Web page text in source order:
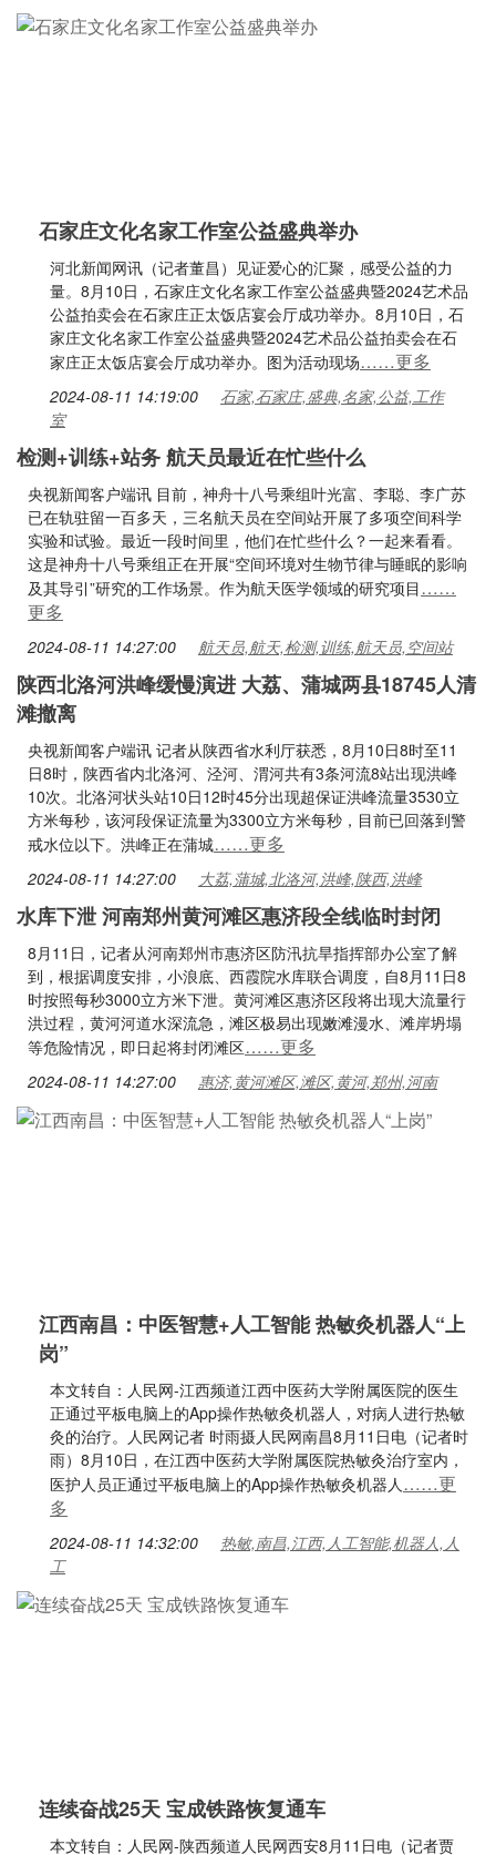
石家庄文化名家工作室公益盛典举办
河北新闻网讯（记者董昌）见证爱心的汇聚，感受公益的力
量。8月10日，石家庄文化名家工作室公益盛典暨2024艺术品
公益拍卖会在石家庄正太饭店宴会厅成功举办。8月10日，石
家庄文化名家工作室公益盛典暨2024艺术品公益拍卖会在石
家庄正太饭店宴会厅成功举办。图为活动现场……更多
2024-08-11 14:19:00
石家,石家庄,盛典,名家,公益,工作
室
检测+训练+站务 航天员最近在忙些什么
央视新闻客户端讯 目前，神舟十八号乘组叶光富、李聪、李广苏
已在轨驻留一百多天，三名航天员在空间站开展了多项空间科学
实验和试验。最近一段时间里，他们在忙些什么？一起来看看。
这是神舟十八号乘组正在开展“空间环境对生物节律与睡眠的影响
及其导引”研究的工作场景。作为航天医学领域的研究项目……
更多
2024-08-11 14:27:00 航天员,航天,检测,训练,航天员,空间站
陕西北洛河洪峰缓慢演进 大荔、蒲城两县18745人清
滩撤离
央视新闻客户端讯 记者从陕西省水利厅获悉，8月10日8时至11
日8时，陕西省内北洛河、泾河、渭河共有3条河流8站出现洪峰
10次。北洛河状头站10日12时45分出现超保证洪峰流量3530立
方米每秒，该河段保证流量为3300立方米每秒，目前已回落到警
戒水位以下。洪峰正在蒲城……更多
2024-08-11 14:27:00 大荔,蒲城,北洛河,洪峰,陕西,洪峰
水库下泄 河南郑州黄河滩区惠济段全线临时封闭
8月11日，记者从河南郑州市惠济区防汛抗旱指挥部办公室了解
到，根据调度安排，小浪底、西霞院水库联合调度，自8月11日8
时按照每秒3000立方米下泄。黄河滩区惠济区段将出现大流量行
洪过程，黄河河道水深流急，滩区极易出现嫩滩漫水、滩岸坍塌
等危险情况，即日起将封闭滩区……更多
2024-08-11 14:27:00 惠济,黄河滩区,滩区,黄河,郑州,河南
江西南昌：中医智慧+人工智能 热敏灸机器人“上
岗”
本文转自：人民网-江西频道江西中医药大学附属医院的医生
正通过平板电脑上的App操作热敏灸机器人，对病人进行热敏
灸的治疗。人民网记者 时雨摄人民网南昌8月11日电（记者时
雨）8月10日，在江西中医药大学附属医院热敏灸治疗室内，
医护人员正通过平板电脑上的App操作热敏灸机器人……更
多
2024-08-11 14:32:00
热敏,南昌,江西,人工智能,机器人,人
工
连续奋战25天 宝成铁路恢复通车
本文转自：人民网-陕西频道人民网西安8月11日电（记者贾